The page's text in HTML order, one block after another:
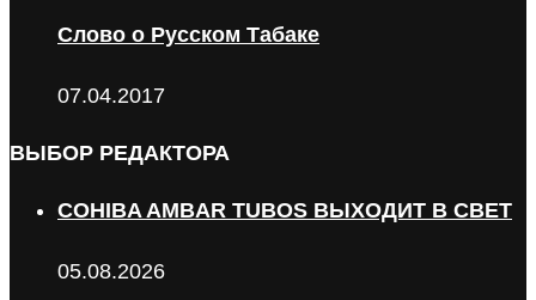
Слово о Русском Табаке
07.04.2017
ВЫБОР РЕДАКТОРА
COHIBA AMBAR TUBOS ВЫХОДИТ В СВЕТ
05.08.2026